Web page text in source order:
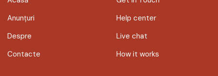
Anunțuri
Despre
Contacte
Help center
Live chat
How it works